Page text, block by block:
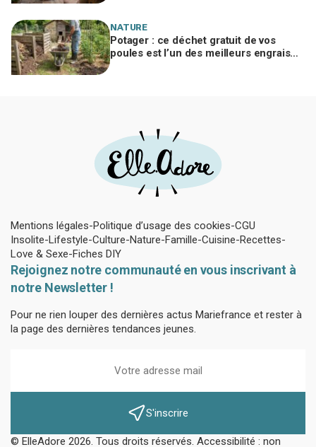
NATURE
Potager : ce déchet gratuit de vos
poules est l’un des meilleurs engrais
Mentions légales Politique d’usage des cookies CGU
Insolite Lifestyle Culture Nature Famille Cuisine Recettes
Love & Sexe Fiches DIY
Rejoignez notre communauté en vous inscrivant à
notre Newsletter !
Pour ne rien louper des dernières actus Mariefrance et rester à
la page des dernières tendances jeunes.
S'inscrire
© ElleAdore 2026. Tous droits réservés. Accessibilité : non